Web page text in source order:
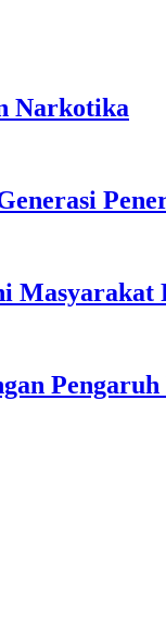
Narkotika
Masyarakat